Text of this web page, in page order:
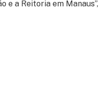
e a Reitoria em Manaus”,